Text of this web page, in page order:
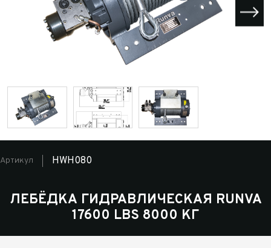
Артикул HWH080
ЛЕБЁДКА ГИДРАВЛИЧЕСКАЯ RUNVA
17600 LBS 8000 КГ